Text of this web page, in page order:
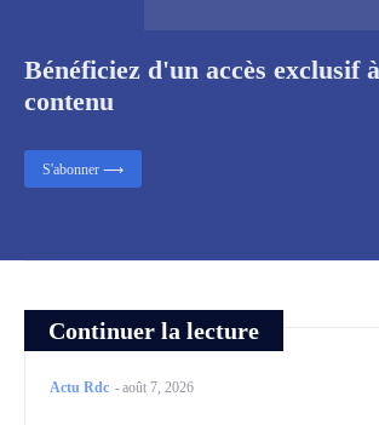
Continuer la lecture
Actu Rdc -août 7, 2026
Bénéficiez d'un accès exclusif
contenu
S'abonner ⟶